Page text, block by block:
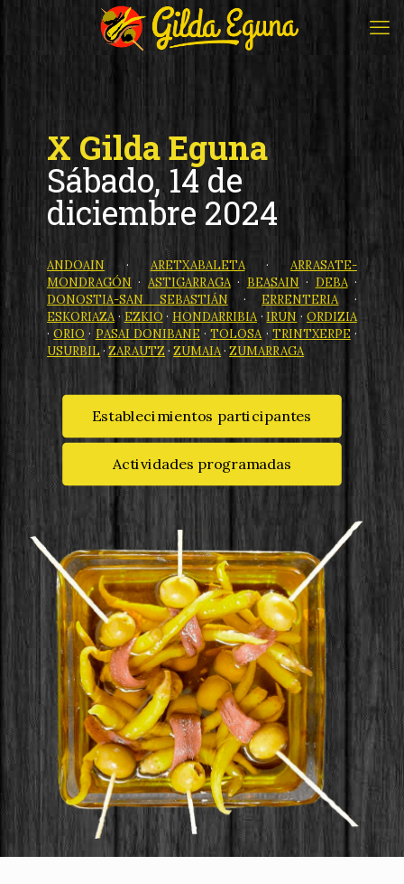
X Gilda Eguna
Sábado, 14 de
diciembre 2024
ANDOAIN · ARETXABALETA· ARRASATE-
MONDRAGÓN · ASTIGARRAGA· BEASAIN · DEBA·
DONOSTIA-SAN SEBASTIÁN ·ERRENTERIA·
ESKORIAZA· EZKIO · HONDARRIBIA· IRUN · ORDIZIA
·ORIO · PASAI DONIBANE·TOLOSA· TRINTXERPE ·
USURBIL ·ZARAUTZ ·ZUMAIA·ZUMARRAGA
Establecimientos participantes
Actividades programadas